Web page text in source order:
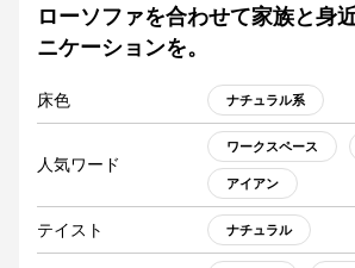
ローソファを合わせて家族と身
ニケーションを。
床色 ナチュラル系
人気ワード
ワークスペース
アイアン
テイスト ナチュラル